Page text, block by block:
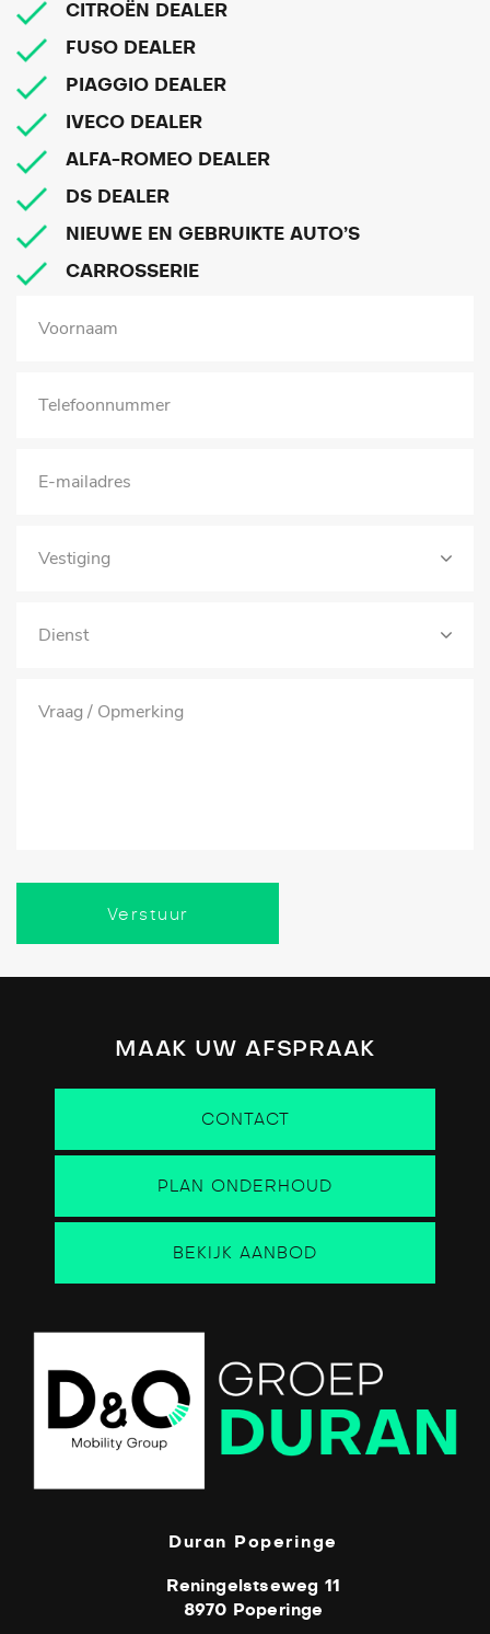
CITROËN DEALER
FUSO DEALER
PIAGGIO DEALER
IVECO DEALER
ALFA-ROMEO DEALER
DS DEALER
NIEUWE EN GEBRUIKTE AUTO’S
CARROSSERIE
Verstuur
MAAK UW AFSPRAAK
CONTACT
PLAN ONDERHOUD
BEKIJK AANBOD
Duran Poperinge
Reningelstseweg 11
8970 Poperinge